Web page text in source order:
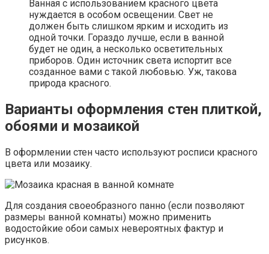
Ванная с использованием красного цвета
нуждается в особом освещении. Свет не
должен быть слишком ярким и исходить из
одной точки. Гораздо лучше, если в ванной
будет не один, а несколько осветительных
приборов. Один источник света испортит все
созданное вами с такой любовью. Уж, такова
природа красного.
Варианты оформления стен плиткой,
обоями и мозаикой
В оформлении стен часто используют росписи красного
цвета или мозаику.
Для создания своеобразного панно (если позволяют
размеры ванной комнаты) можно применить
водостойкие обои самых невероятных фактур и
рисунков.